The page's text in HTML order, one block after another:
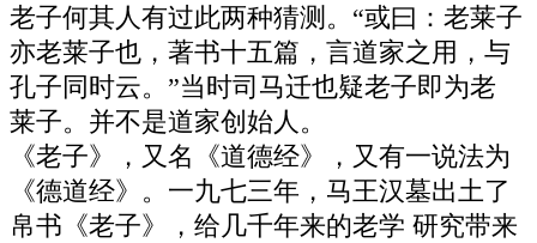
老子何其人有过此两种猜测。“或曰：老莱子
亦老莱子也，著书十五篇，言道家之用，与
孔子同时云。”当时司马迁也疑老子即为老
莱子。并不是道家创始人。
《老子》，又名《道德经》，又有一说法为
《德道经》。一九七三年，马王汉墓出土了
帛书《老子》，给几千年来的老学 研究带来